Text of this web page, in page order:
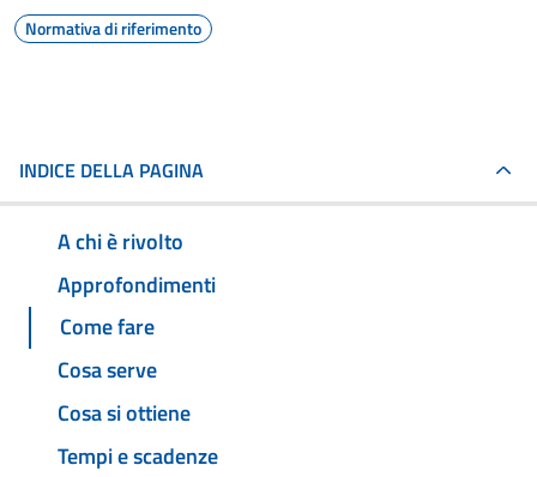
Normativa di riferimento
INDICE DELLA PAGINA
A chi è rivolto
Approfondimenti
Come fare
Cosa serve
Cosa si ottiene
Tempi e scadenze